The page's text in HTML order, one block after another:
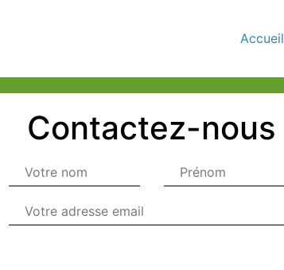
Accueil
Contactez-nous